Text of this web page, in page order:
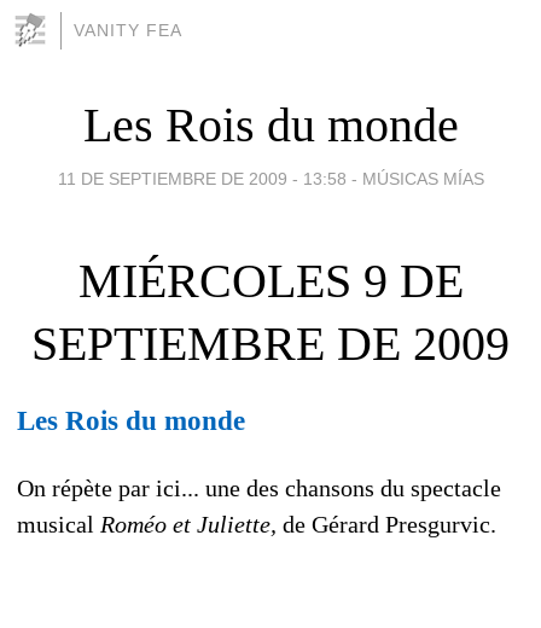
VANITY FEA
Les Rois du monde
11 DE SEPTIEMBRE DE 2009 - 13:58 - MÚSICAS MÍAS
MIÉRCOLES 9 DE
SEPTIEMBRE DE 2009
Les Rois du monde
On répète par ici... une des chansons du spectacle
musical Roméo et Juliette, de Gérard Presgurvic.